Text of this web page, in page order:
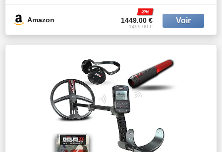
Amazon 1449.00 €
-3%
1499.00 €